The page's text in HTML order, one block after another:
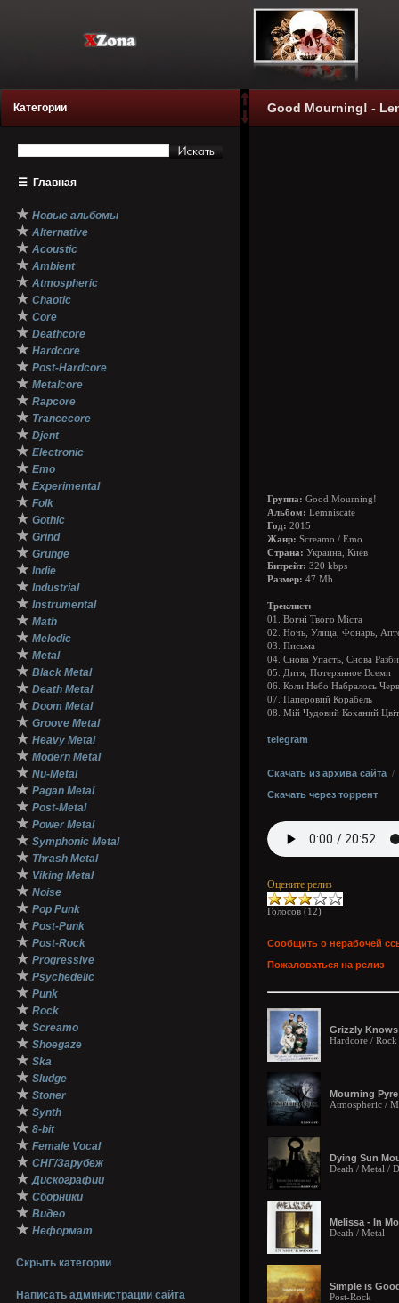
Категории
☰ Главная
★ Новые альбомы
★ Alternative
★ Acoustic
★ Ambient
★ Atmospheric
★ Chaotic
★ Core
★ Deathcore
★ Hardcore
★ Post-Hardcore
★ Metalcore
★ Rapcore
★ Trancecore
★ Djent
★ Electronic
★ Emo
★ Experimental
★ Folk
★ Gothic
★ Grind
★ Grunge
★ Indie
★ Industrial
★ Instrumental
★ Math
★ Melodic
★ Metal
★ Black Metal
★ Death Metal
★ Doom Metal
★ Groove Metal
★ Heavy Metal
★ Modern Metal
★ Nu-Metal
★ Pagan Metal
★ Post-Metal
★ Power Metal
★ Symphonic Metal
★ Thrash Metal
★ Viking Metal
★ Noise
★ Pop Punk
★ Post-Punk
★ Post-Rock
★ Progressive
★ Psychedelic
★ Punk
★ Rock
★ Screamo
★ Shoegaze
★ Ska
★ Sludge
★ Stoner
★ Synth
★ 8-bit
★ Female Vocal
★ СНГ/Зарубеж
★ Дискографии
★ Сборники
★ Видео
★ Неформат
Скрыть категории
Написать администрации сайта
Good Mourning! -
Группа: Good Mourning!
Альбом: Lemniscate
Год: 2015
Жанр: Screamo / Emo
Страна: Украина, Киев
Битрейт: 320 kbps
Размер: 47 Mb
Треклист:
01. Вогні Твого Міста
02. Ночь, Улица, Фонарь,
03. Письма
04. Снова Упасть, Снова
05. Дитя, Потерянное Всеми
06. Коли Небо Набралось
07. Паперовий Корабель
08. Мій Чудовий Коханий
telegram
Скачать из архива сайта /
Скачать через торрент
Оцените релиз
Голосов (12)
Сообщить о нерабочей
Пожаловаться на релиз
Grizzly Knows
Hardcore / Rock
Mourning
Atmospheric /
Dying Sun
Death / Metal /
Melissa - In
Death / Metal
Simple is
Post-Rock